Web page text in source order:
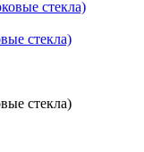
стекла)
стекла)